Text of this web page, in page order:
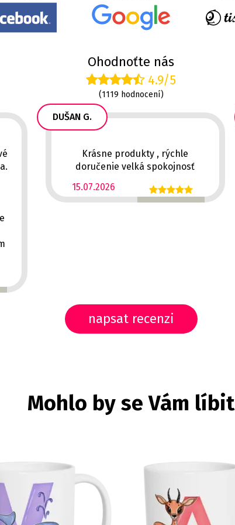
Ohodnoťte nás
4.9/5
(1119 hodnocení)
DUŠAN G.
15.07.2026
Krásne produkty , rýchle
doručenie velká spokojnosť
napsat recenzi
Mohlo by se Vám líbit